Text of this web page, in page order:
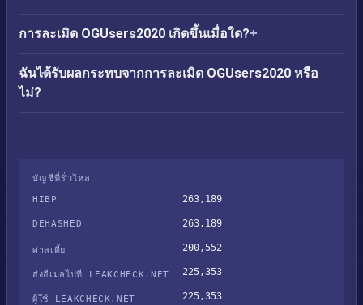
การละเมิด OGUsers2020 เกิดขึ้นเมื่อใด?
ฉันได้รับผลกระทบจากการละเมิด OGUsers2020 หรือ
ไม่?
บัญชีที่รั่วไหล
HIBP
263,189
DEHASHED 263,189
ศาลเตี้ย 200,552
ส่งอีเมลไปที่ LEAKCHECK.NET 225,353
ผู้ใช้ LEAKCHECK.NET 225,353